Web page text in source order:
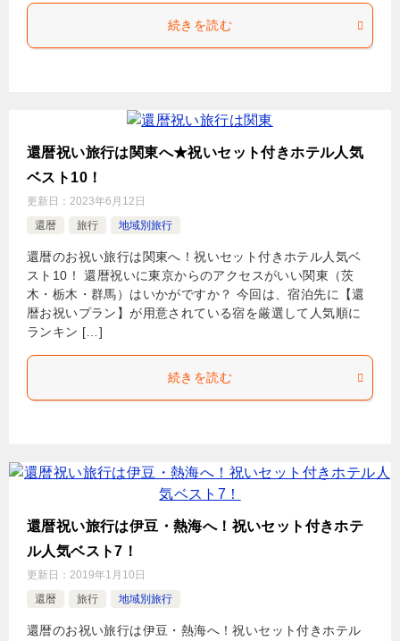
続きを読む
還暦祝い旅行は関東へ★祝いセット付きホテル人気
ベスト10！
更新日： 2023年6月12日
還暦
旅行 地域別旅行
還暦のお祝い旅行は関東へ！祝いセット付きホテル人気ベ
スト10！ 還暦祝いに東京からのアクセスがいい関東（茨
木・栃木・群馬）はいかがですか？ 今回は、宿泊先に【還
暦お祝いプラン】が用意されている宿を厳選して人気順に
ランキン […]
続きを読む
還暦祝い旅行は伊豆・熱海へ！祝いセット付きホテ
ル人気ベスト7！
更新日： 2019年1月10日
還暦
旅行 地域別旅行
還暦のお祝い旅行は伊豆・熱海へ！祝いセット付きホテル